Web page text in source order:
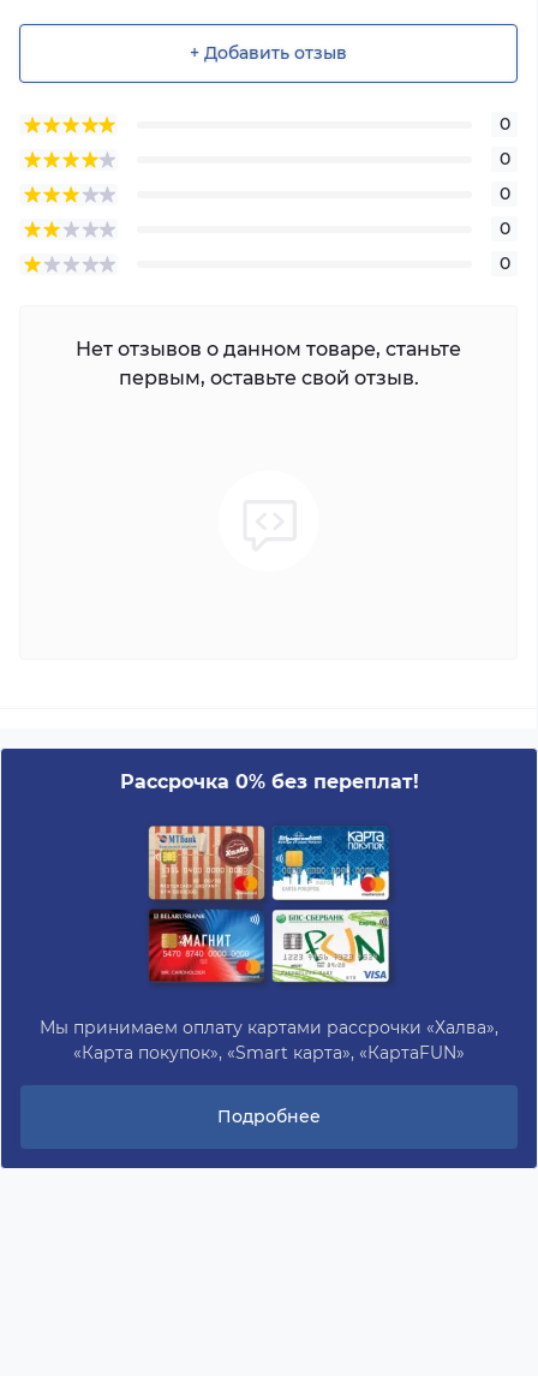
+ Добавить отзыв
0
0
0
0
0
Нет отзывов о данном товаре, станьте
первым, оставьте свой отзыв.
Рассрочка 0% без переплат!
Мы принимаем оплату картами рассрочки «Халва»,
«Карта покупок», «Smart карта», «КартаFUN»
Подробнее